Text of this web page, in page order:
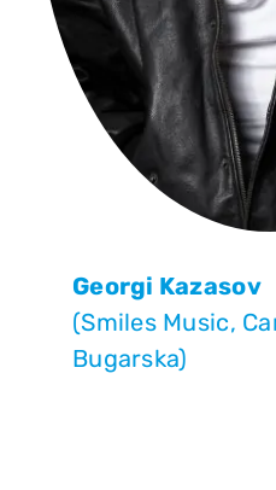
Georgi Kazasov
(Smiles Music,
Bugarska)